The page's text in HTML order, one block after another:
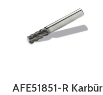
AFE51851-R Karbür